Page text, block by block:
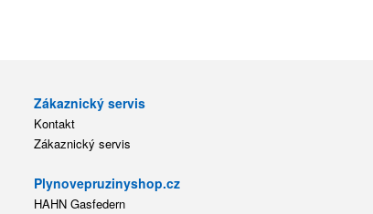
Zákaznický servis
Kontakt
Zákaznický servis
Plynovepruzinyshop.cz
HAHN Gasfedern